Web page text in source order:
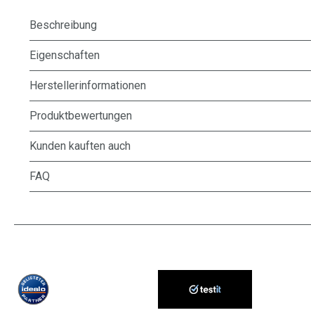
Beschreibung
Eigenschaften
Herstellerinformationen
Produktbewertungen
Kunden kauften auch
FAQ